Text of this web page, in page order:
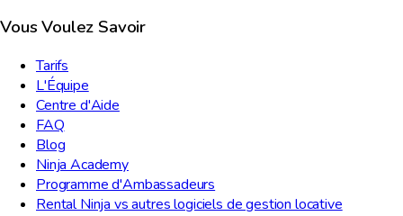
Vous Voulez Savoir
Tarifs
L'Équipe
Centre d'Aide
FAQ
Blog
Ninja Academy
Programme d'Ambassadeurs
Rental Ninja vs autres logiciels de gestion locative